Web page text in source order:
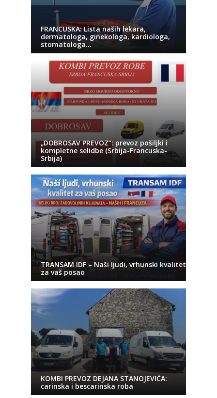
FRANCUSKA: Lista naših lekara,
dermatologa, ginekologa, kardiologa,
stomatologa…
„DOBROSAV PREVOZ“: prevoz pošiljki i
kompletne selidbe (Srbija-Francuska-
Srbija)
TRANSAM IDF – Naši ljudi, vrhunski kvalitet
za vaš posao
KOMBI PREVOZ DEJANA STANOJEVIĆA:
carinska i bescarinska roba